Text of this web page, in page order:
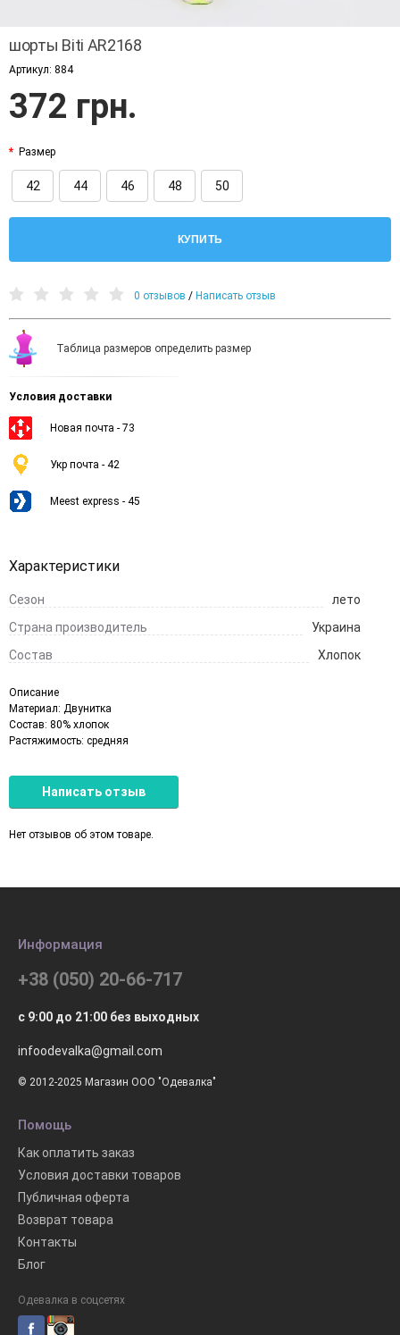
шорты Biti AR2168
Артикул: 884
372 грн.
Размер
42 44 46 48 50
КУПИТЬ
0 отзывов / Написать отзыв
Таблица размеров определить размер
Условия доставки
Новая почта - 73
Укр почта - 42
Meest express - 45
Характеристики
Сезон
лето
Страна производитель
Украина
Состав
Хлопок
Описание
Материал: Двунитка
Состав: 80% хлопок
Растяжимость: средняя
Написать отзыв
Нет отзывов об этом товаре.
Информация
+38 (050) 20-66-717
с 9:00 до 21:00 без выходных
infoodevalka@gmail.com
© 2012-2025 Магазин ООО "Одевалка"
Помощь
Как оплатить заказ
Условия доставки товаров
Публичная оферта
Возврат товара
Контакты
Блог
Одевалка в соцсетях